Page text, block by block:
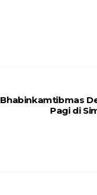
Bhabinkamtibmas
Pagi di